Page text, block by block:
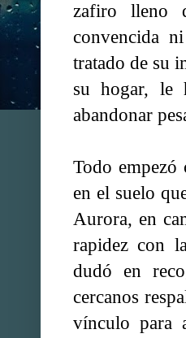
zafiro lleno
convencida
tratado de su
su hogar, le
abandonar
Todo empezó
en el suelo
Aurora, en
rapidez con
dudó en
cercanos
vínculo para